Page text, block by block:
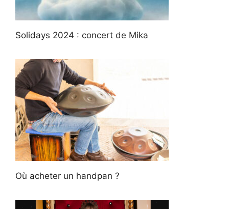
Solidays 2024 : concert de Mika
Où acheter un handpan ?